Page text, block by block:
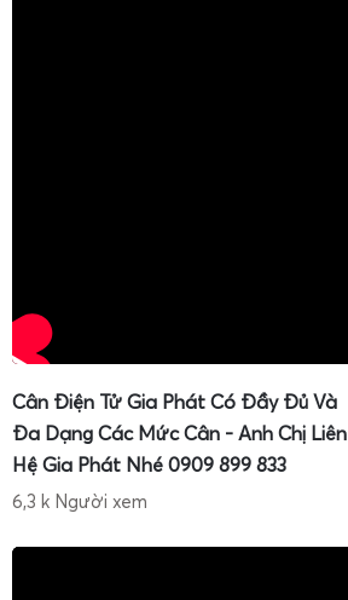
Cân Điện Tử Gia Phát Có Đầy Đủ Và
Đa Dạng Các Mức Cân - Anh Chị Liên
Hệ Gia Phát Nhé 0909 899 833
6,3 k Người xem